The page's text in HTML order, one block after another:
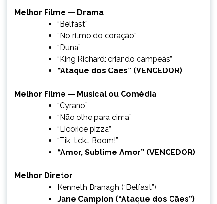
Melhor Filme — Drama
“Belfast”
“No ritmo do coração”
“Duna”
“King Richard: criando campeãs”
“Ataque dos Cães” (VENCEDOR)
Melhor Filme — Musical ou Comédia
“Cyrano”
“Não olhe para cima”
“Licorice pizza”
“Tik, tick… Boom!”
“Amor, Sublime Amor” (VENCEDOR)
Melhor Diretor
Kenneth Branagh (“Belfast”)
Jane Campion (“Ataque dos Cães”)